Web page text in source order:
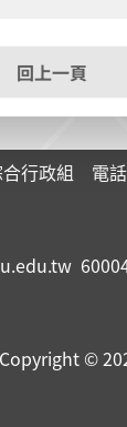
回上一頁
合行政組 電
Copyright ©